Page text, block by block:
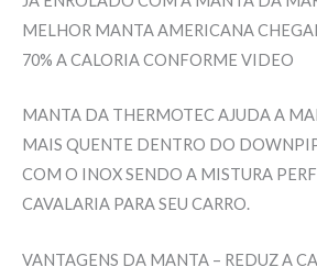
MELHOR MANTA AMERICANA
70% A CALORIA CONFORME VIDEO
MANTA DA THERMOTEC AJUDA A
MAIS QUENTE DENTRO DO
COM O INOX SENDO A MISTURA
CAVALARIA PARA SEU CARRO.
VANTAGENS DA MANTA – REDUZ A